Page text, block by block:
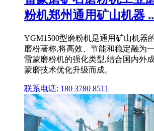
粉机郑州通用矿山机器
YGM1500型磨粉机是通用矿山机器
磨粉著称,将高效、节能和稳定融为
雷蒙磨粉机的强化类型,结合国内外
蒙磨技术优化升级而成。
联系电话: 180 3780 8511